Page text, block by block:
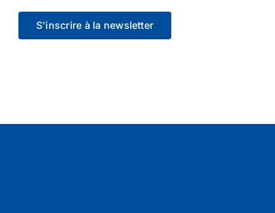
S'inscrire à la newsletter